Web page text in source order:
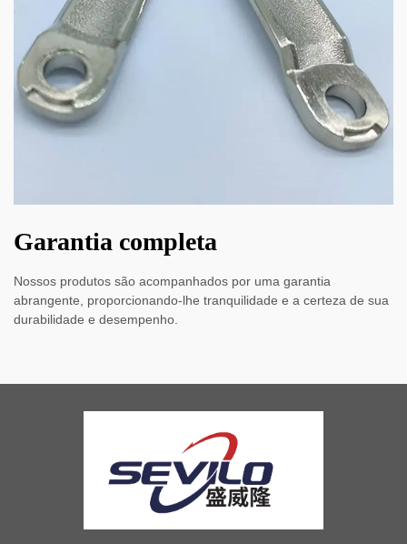
Garantia completa
Nossos produtos são acompanhados por uma garantia
abrangente, proporcionando-lhe tranquilidade e a certeza de sua
durabilidade e desempenho.